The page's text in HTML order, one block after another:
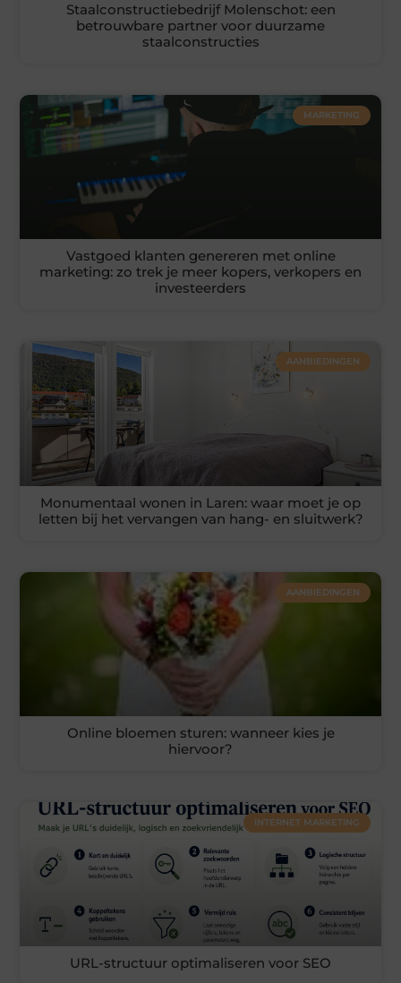
Staalconstructiebedrijf Molenschot: een
betrouwbare partner voor duurzame
staalconstructies
MARKETING
Vastgoed klanten genereren met online
marketing: zo trek je meer kopers, verkopers en
investeerders
AANBIEDINGEN
Monumentaal wonen in Laren: waar moet je op
letten bij het vervangen van hang- en sluitwerk?
AANBIEDINGEN
Online bloemen sturen: wanneer kies je
hiervoor?
INTERNET MARKETING
URL-structuur optimaliseren voor SEO